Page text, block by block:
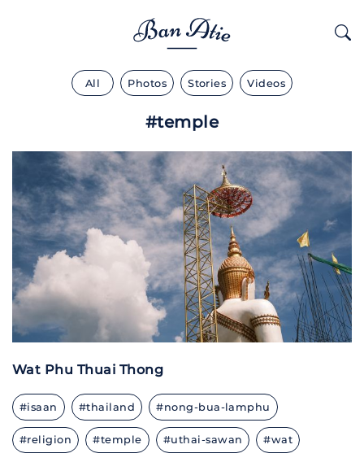
All Photos Stories Videos
#temple
Wat Phu Thuai Thong
#isaan #thailand #nong-bua-lamphu
#religion #temple #uthai-sawan #wat